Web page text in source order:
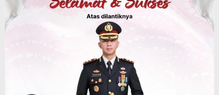
Dinas Kehutanan Kalsel
Tahura Sultan Adam Sempat Alami
Kebakaran Lahan, Api Berhasil
Dipadamkan, Kadishut Kalsel
Memimpin Langsung Aksi di Lapangan